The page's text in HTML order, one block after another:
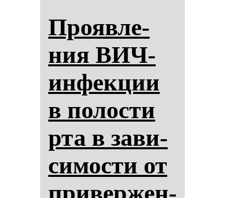
Про­яв­ле­
ния ВИЧ-
ин­фек­ции
в по­лос­ти
рта в за­ви­
си­мос­ти от
при­вер­жен­